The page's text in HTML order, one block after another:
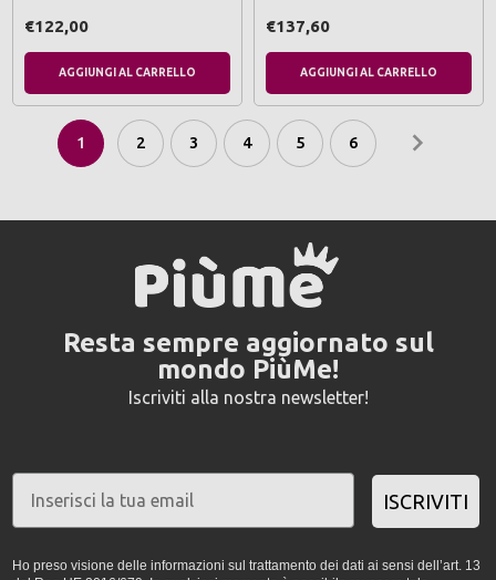
€122,00
AGGIUNGI AL CARRELLO
€137,60
AGGIUNGI AL CARRELLO
1 2 3 4 5 6
Resta sempre aggiornato sul
mondo PiùMe!
Iscriviti alla nostra newsletter!
ISCRIVITI
Ho preso visione delle informazioni sul trattamento dei dati ai sensi dell’art. 13